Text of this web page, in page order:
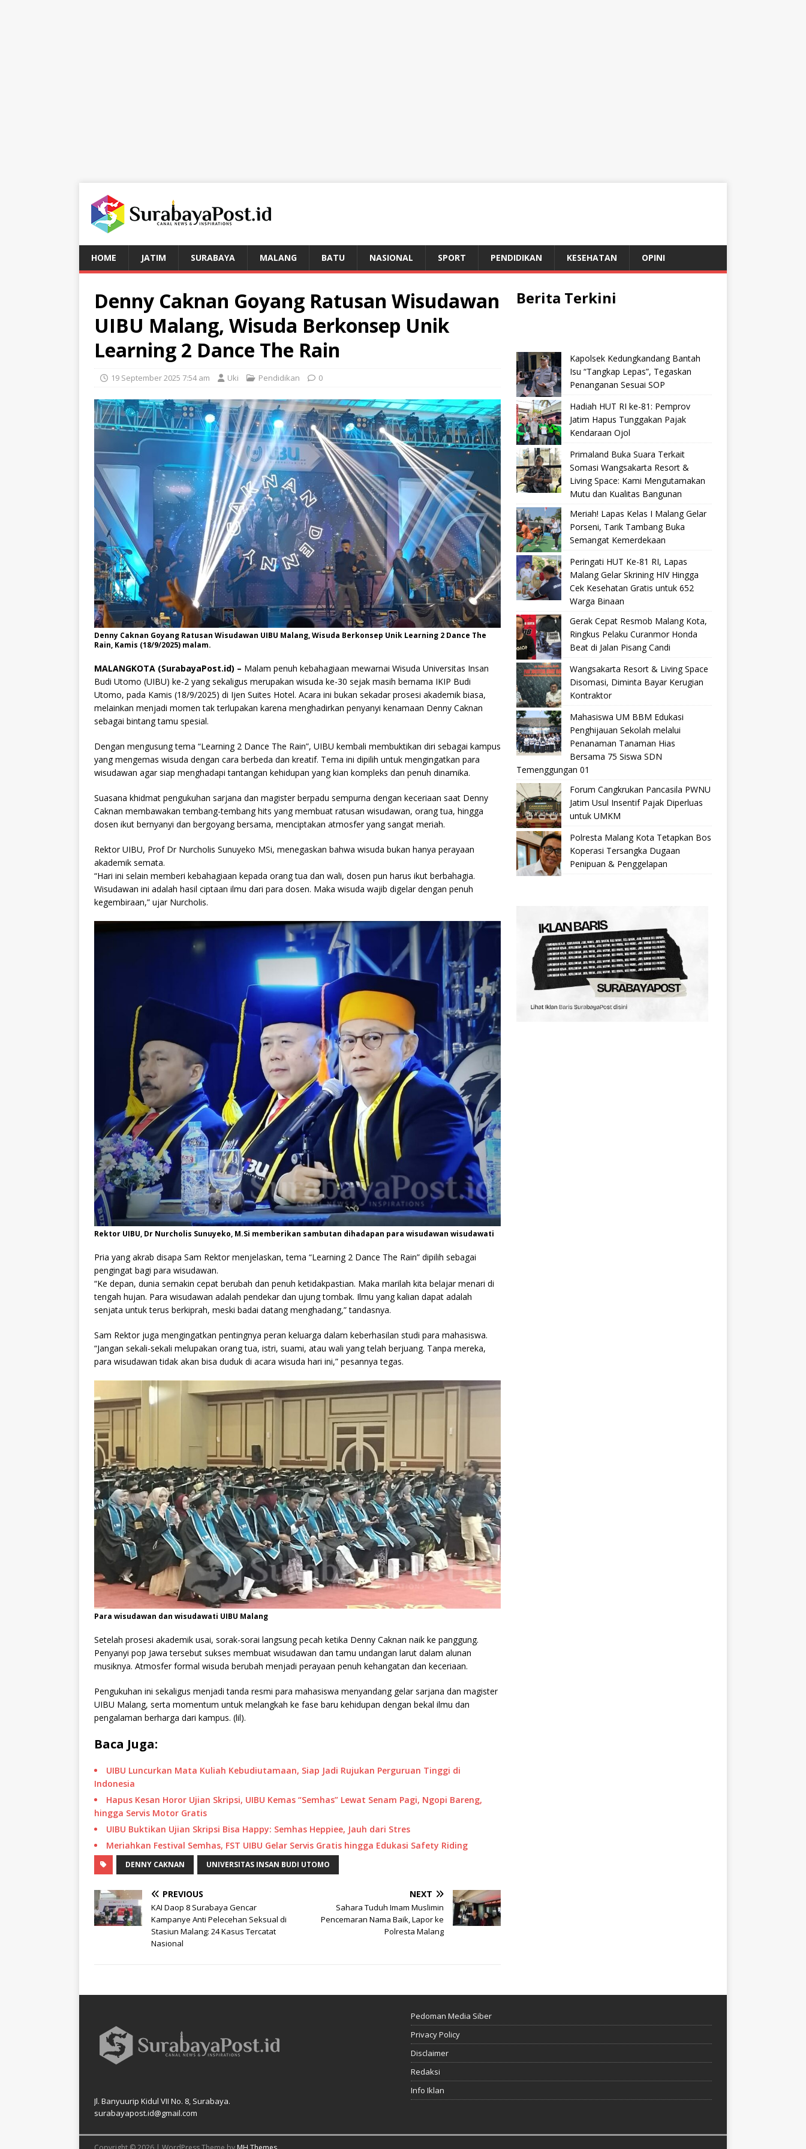
HOME JATIM SURABAYA MALANG BATU NASIONAL SPORT PENDIDIKAN KESEHATAN OPINI
Denny Caknan Goyang Ratusan Wisudawan
UIBU Malang, Wisuda Berkonsep Unik
Learning 2 Dance The Rain
19 September 2025 7:54 am Uki Pendidikan 0
Denny Caknan Goyang Ratusan Wisudawan UIBU Malang, Wisuda Berkonsep Unik Learning 2 Dance The
Rain, Kamis (18/9/2025) malam.
MALANGKOTA (SurabayaPost.id) – Malam penuh kebahagiaan mewarnai Wisuda Universitas Insan
Budi Utomo (UIBU) ke-2 yang sekaligus merupakan wisuda ke-30 sejak masih bernama IKIP Budi
Utomo, pada Kamis (18/9/2025) di Ijen Suites Hotel. Acara ini bukan sekadar prosesi akademik biasa,
melainkan menjadi momen tak terlupakan karena menghadirkan penyanyi kenamaan Denny Caknan
sebagai bintang tamu spesial.
Dengan mengusung tema “Learning 2 Dance The Rain”, UIBU kembali membuktikan diri sebagai kampus
yang mengemas wisuda dengan cara berbeda dan kreatif. Tema ini dipilih untuk mengingatkan para
wisudawan agar siap menghadapi tantangan kehidupan yang kian kompleks dan penuh dinamika.
Suasana khidmat pengukuhan sarjana dan magister berpadu sempurna dengan keceriaan saat Denny
Caknan membawakan tembang-tembang hits yang membuat ratusan wisudawan, orang tua, hingga
dosen ikut bernyanyi dan bergoyang bersama, menciptakan atmosfer yang sangat meriah.
Rektor UIBU, Prof Dr Nurcholis Sunuyeko MSi, menegaskan bahwa wisuda bukan hanya perayaan
akademik semata.
“Hari ini selain memberi kebahagiaan kepada orang tua dan wali, dosen pun harus ikut berbahagia.
Wisudawan ini adalah hasil ciptaan ilmu dari para dosen. Maka wisuda wajib digelar dengan penuh
kegembiraan,” ujar Nurcholis.
Rektor UIBU, Dr Nurcholis Sunuyeko, M.Si memberikan sambutan dihadapan para wisudawan wisudawati
Pria yang akrab disapa Sam Rektor menjelaskan, tema “Learning 2 Dance The Rain” dipilih sebagai
pengingat bagi para wisudawan.
“Ke depan, dunia semakin cepat berubah dan penuh ketidakpastian. Maka marilah kita belajar menari di
tengah hujan. Para wisudawan adalah pendekar dan ujung tombak. Ilmu yang kalian dapat adalah
senjata untuk terus berkiprah, meski badai datang menghadang,” tandasnya.
Sam Rektor juga mengingatkan pentingnya peran keluarga dalam keberhasilan studi para mahasiswa.
“Jangan sekali-sekali melupakan orang tua, istri, suami, atau wali yang telah berjuang. Tanpa mereka,
para wisudawan tidak akan bisa duduk di acara wisuda hari ini,” pesannya tegas.
Para wisudawan dan wisudawati UIBU Malang
Setelah prosesi akademik usai, sorak-sorai langsung pecah ketika Denny Caknan naik ke panggung.
Penyanyi pop Jawa tersebut sukses membuat wisudawan dan tamu undangan larut dalam alunan
musiknya. Atmosfer formal wisuda berubah menjadi perayaan penuh kehangatan dan keceriaan.
Pengukuhan ini sekaligus menjadi tanda resmi para mahasiswa menyandang gelar sarjana dan magister
UIBU Malang, serta momentum untuk melangkah ke fase baru kehidupan dengan bekal ilmu dan
pengalaman berharga dari kampus. (lil).
Baca Juga:
UIBU Luncurkan Mata Kuliah Kebudiutamaan, Siap Jadi Rujukan Perguruan Tinggi di
Indonesia
Hapus Kesan Horor Ujian Skripsi, UIBU Kemas “Semhas” Lewat Senam Pagi, Ngopi Bareng,
hingga Servis Motor Gratis
UIBU Buktikan Ujian Skripsi Bisa Happy: Semhas Heppiee, Jauh dari Stres
Meriahkan Festival Semhas, FST UIBU Gelar Servis Gratis hingga Edukasi Safety Riding
DENNY CAKNAN UNIVERSITAS INSAN BUDI UTOMO
PREVIOUS
KAI Daop 8 Surabaya Gencar
Kampanye Anti Pelecehan Seksual di
Stasiun Malang: 24 Kasus Tercatat
Nasional
NEXT
Sahara Tuduh Imam Muslimin
Pencemaran Nama Baik, Lapor ke
Polresta Malang
Berita Terkini
Kapolsek Kedungkandang Bantah
Isu “Tangkap Lepas”, Tegaskan
Penanganan Sesuai SOP
Hadiah HUT RI ke-81: Pemprov
Jatim Hapus Tunggakan Pajak
Kendaraan Ojol
Primaland Buka Suara Terkait
Somasi Wangsakarta Resort &
Living Space: Kami Mengutamakan
Mutu dan Kualitas Bangunan
Meriah! Lapas Kelas I Malang Gelar
Porseni, Tarik Tambang Buka
Semangat Kemerdekaan
Peringati HUT Ke-81 RI, Lapas
Malang Gelar Skrining HIV Hingga
Cek Kesehatan Gratis untuk 652
Warga Binaan
Gerak Cepat Resmob Malang Kota,
Ringkus Pelaku Curanmor Honda
Beat di Jalan Pisang Candi
Wangsakarta Resort & Living Space
Disomasi, Diminta Bayar Kerugian
Kontraktor
Mahasiswa UM BBM Edukasi
Penghijauan Sekolah melalui
Penanaman Tanaman Hias
Bersama 75 Siswa SDN
Temenggungan 01
Forum Cangkrukan Pancasila PWNU
Jatim Usul Insentif Pajak Diperluas
untuk UMKM
Polresta Malang Kota Tetapkan Bos
Koperasi Tersangka Dugaan
Penipuan & Penggelapan
Jl. Banyuurip Kidul VII No. 8, Surabaya.
surabayapost.id@gmail.com
Pedoman Media Siber
Privacy Policy
Disclaimer
Redaksi
Info Iklan